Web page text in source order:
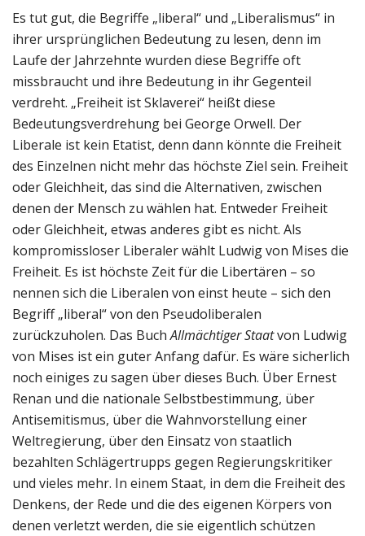
Es tut gut, die Begriffe „liberal“ und „Liberalismus“ in
ihrer ursprünglichen Bedeutung zu lesen, denn im
Laufe der Jahrzehnte wurden diese Begriffe oft
missbraucht und ihre Bedeutung in ihr Gegenteil
verdreht. „Freiheit ist Sklaverei“ heißt diese
Bedeutungsverdrehung bei George Orwell. Der
Liberale ist kein Etatist, denn dann könnte die Freiheit
des Einzelnen nicht mehr das höchste Ziel sein. Freiheit
oder Gleichheit, das sind die Alternativen, zwischen
denen der Mensch zu wählen hat. Entweder Freiheit
oder Gleichheit, etwas anderes gibt es nicht. Als
kompromissloser Liberaler wählt Ludwig von Mises die
Freiheit. Es ist höchste Zeit für die Libertären – so
nennen sich die Liberalen von einst heute – sich den
Begriff „liberal“ von den Pseudoliberalen
zurückzuholen. Das BuchAllmächtiger Staatvon Ludwig
von Mises ist ein guter Anfang dafür. Es wäre sicherlich
noch einiges zu sagen über dieses Buch. Über Ernest
Renan und die nationale Selbstbestimmung, über
Antisemitismus, über die Wahnvorstellung einer
Weltregierung, über den Einsatz von staatlich
bezahlten Schlägertrupps gegen Regierungskritiker
und vieles mehr. In einem Staat, in dem die Freiheit des
Denkens, der Rede und die des eigenen Körpers von
denen verletzt werden, die sie eigentlich schützen